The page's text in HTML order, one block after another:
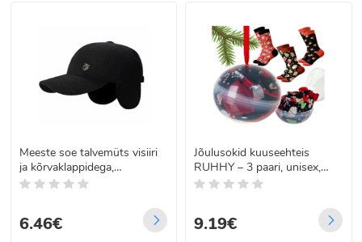
Meeste soe talvemüts visiiri
ja kõrvaklappidega,
vooderdatud pilotmüts
6.46€
Jõulusokid kuuseehteis
RUHHY – 3 paari, unisex,
pehmed puuvillased, elastse
jõulumustritega, kingituseks,
suurus 38–43, 26438
9.19€